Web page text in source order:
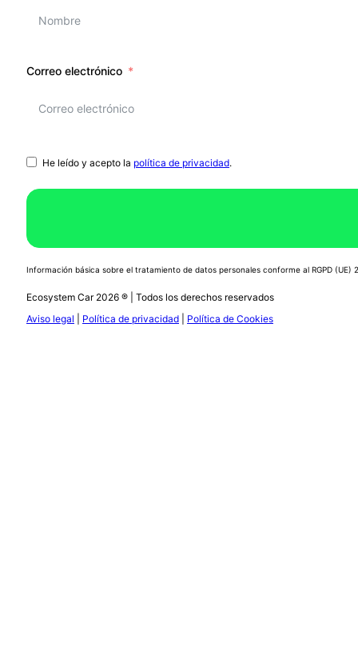
Correo electrónico
He leído y acepto la política de privacidad.
Información básica sobre el tratamiento de datos personales conforme al RGPD (UE)
Ecosystem Car 2026 ® | Todos los derechos reservados
Aviso legal
Política de privacidad Política de Cookies